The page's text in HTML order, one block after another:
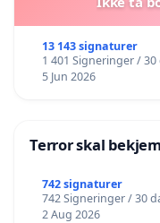
13 143 signaturer
1 401 Signeringer /
5 Jun 2026
Terror skal
742 signaturer
742 Signeringer / 30
2 Aug 2026